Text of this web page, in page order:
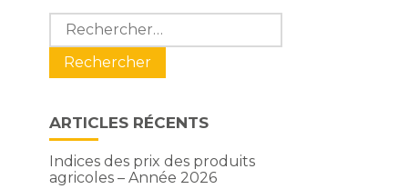
Blog
sidebar
Rechercher :
ARTICLES RÉCENTS
Indices des prix des produits
agricoles – Année 2026